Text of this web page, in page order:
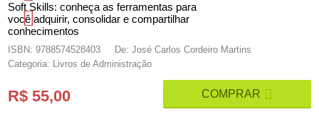
Soft Skills: conheça as ferramentas para
você adquirir, consolidar e compartilhar
conhecimentos
ISBN: 9788574528403
De: José Carlos Cordeiro Martins
Categoria: Livros de Administração
R$ 55,00